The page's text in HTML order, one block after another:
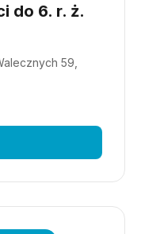
do 6. r. ż.
59,